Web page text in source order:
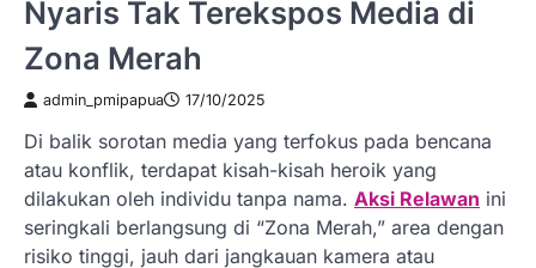
Nyaris Tak Terekspos Media di
Zona Merah
admin_pmipapua 17/10/2025
Di balik sorotan media yang terfokus pada bencana
atau konflik, terdapat kisah-kisah heroik yang
dilakukan oleh individu tanpa nama. Aksi Relawan ini
seringkali berlangsung di “Zona Merah,” area dengan
risiko tinggi, jauh dari jangkauan kamera atau